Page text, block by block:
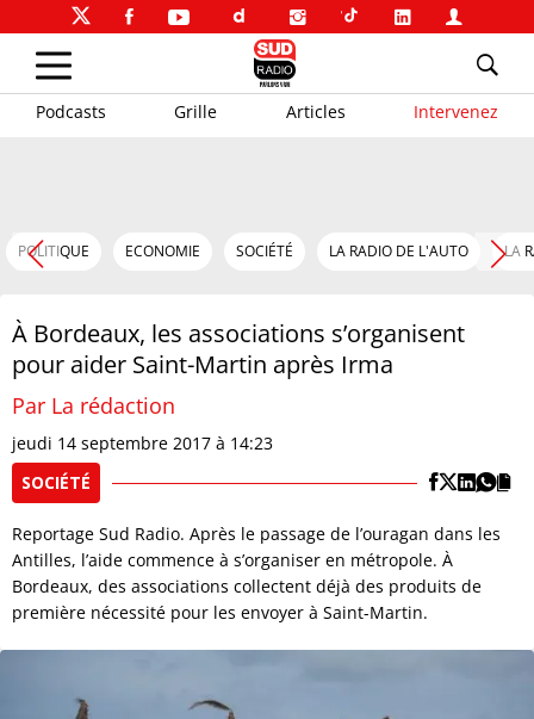
Podcasts Grille Articles Intervenez
POLITIQUE ECONOMIE SOCIÉTÉ LA RADIO DE L'AUTO LA
À Bordeaux, les associations s’organisent
pour aider Saint-Martin après Irma
Par La rédaction
jeudi 14 septembre 2017 à 14:23
SOCIÉTÉ
Reportage Sud Radio. Après le passage de l’ouragan dans les
Antilles, l’aide commence à s’organiser en métropole. À
Bordeaux, des associations collectent déjà des produits de
première nécessité pour les envoyer à Saint-Martin.